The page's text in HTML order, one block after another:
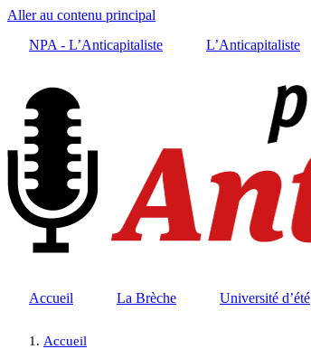
Aller au contenu principal
NPA - L’Anticapitaliste
L’Anticapitaliste
Accueil La Brèche Université d’été
Accueil